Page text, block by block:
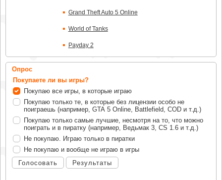
Grand Theft Auto 5 Online
World of Tanks
Payday 2
Опрос
Покупаете ли вы игры?
Покупаю все игры, в которые играю
Покупаю только те, в которые без лицензии особо не
поиграешь (например, GTA 5 Online, Battlefield, COD и т.д.)
Покупаю только самые лучшие, несмотря на то, что можно
поиграть и в пиратку (например, Ведьмак 3, CS 1.6 и т.д.)
Не покупаю. Играю только в пиратки
Не покупаю и вообще не играю в игры
Голосовать
Результаты